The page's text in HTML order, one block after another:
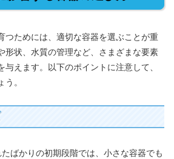
つためには、適切な容器を選ぶことが重
形状、水質の管理など、さまざまな要素
えます。以下のポイントに注意して、
。
ばかりの初期段階では、小さな容器でも